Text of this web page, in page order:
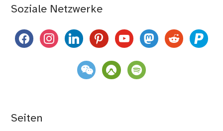
Soziale Netzwerke
facebookinstagramlinkedinpinterestyoutubemastodon
reddit paypal
weixin komootspotify
Seiten